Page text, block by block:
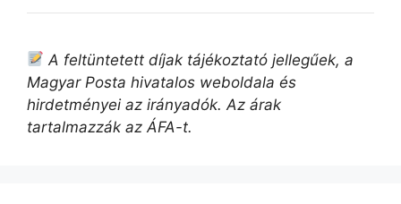
A feltüntetett díjak tájékoztató jellegűek, a
Magyar Posta hivatalos weboldala és
hirdetményei az irányadók. Az árak
tartalmazzák az ÁFA-t.